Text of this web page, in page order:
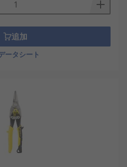
追加
ータシート